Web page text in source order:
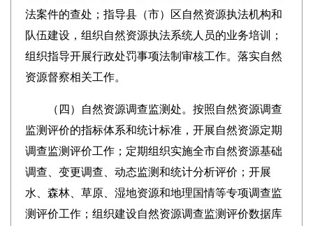
法案件的查处；指导县（市）区自然资源执法机构和
队伍建设，组织自然资源执法系统人员的业务培训；
组织指导开展行政处罚事项法制审核工作。落实自然
资源督察相关工作。
（四）自然资源调查监测处。按照自然资源调查
监测评价的指标体系和统计标准，开展自然资源定期
调查监测评价工作；定期组织实施全市自然资源基础
调查、变更调查、动态监测和统计分析评价；开展
水、森林、草原、湿地资源和地理国情等专项调查监
测评价工作；组织建设自然资源调查监测评价数据库